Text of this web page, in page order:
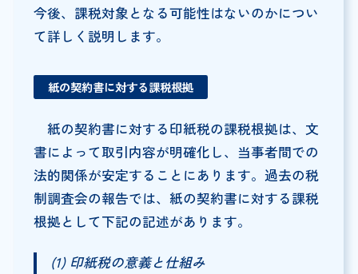
今後、課税対象となる可能性はないのかについ
て詳しく説明します。
紙の契約書に対する課税根拠
紙の契約書に対する印紙税の課税根拠は、文
書によって取引内容が明確化し、当事者間での
法的関係が安定することにあります。過去の税
制調査会の報告では、紙の契約書に対する課税
根拠として下記の記述があります。
(1) 印紙税の意義と仕組み